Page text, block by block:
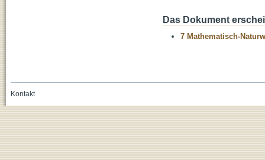
Das Dokument
7 Mathematisch-
Kontakt